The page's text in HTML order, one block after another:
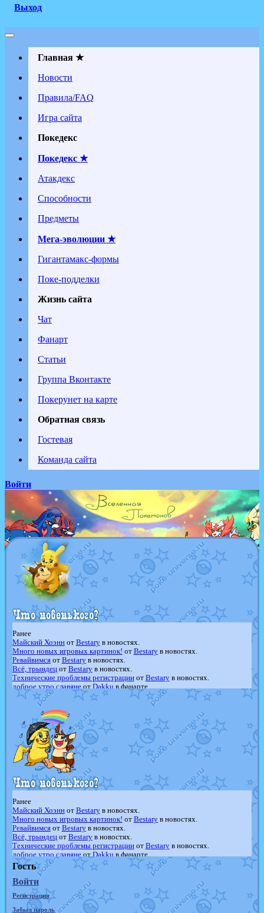
Выход
Главная ★
Новости
Правила/FAQ
Игра сайта
Покедекс
Покедекс ★
Атакдекс
Способности
Предметы
Мега-эволюции ★
Гигантамакс-формы
Поке-подделки
Жизнь сайта
Чат
Фанарт
Статьи
Группа Вконтакте
Покерунет на карте
Обратная связь
Гостевая
Команда сайта
Войти
Ранее
Майский Хоэннот Bestaryв новостях.
Много новых игровых картинок! от Bestaryв новостях.
Ревайвимсяот Bestaryв новостях.
Всё, трындецот Bestaryв новостях.
Технические проблемы регистрацииот Bestaryв новостях.
доброе утро славянеот Dakku в фанарте.
Йолда и Мимикью отMavisNyanCatв фанарте.
Недовольный котомангуст
в фанарте.
The Dark Wishmaker
отRandomon
шадоу спиритомб
отilovearceus
в фанарте.
траббишотilovearceusв фанарте.
Raging BoltотGraceDaFox
в фанарте.
Shadow mismagiusотJOK_julia
в фанарте.
художникотvicavicaв фанарте.
Ранее
Майский Хоэннот Bestaryв новостях.
Много новых игровых картинок! от Bestaryв новостях.
Ревайвимсяот Bestaryв новостях.
Всё, трындецот Bestaryв новостях.
Технические проблемы регистрацииот Bestaryв новостях.
доброе утро славянеот Dakku в фанарте.
Йолда и МимикьюотMavisNyanCatв фанарте.
Недовольный котомангуст
в фанарте.
The Dark Wishmaker
отRandomon
шадоу спиритомб
отilovearceus
в фанарте.
траббишотilovearceusв фанарте.
Raging BoltотGraceDaFox
Гость
Войти
Регистрация
Забыл пароль